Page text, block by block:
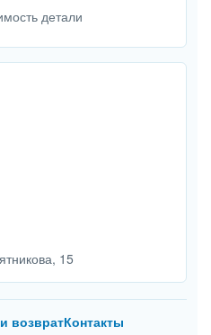
детали
15
возвратКонтакты